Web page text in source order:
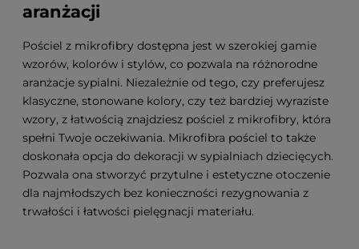
aranżacji
Pościel z mikrofibry dostępna jest w szerokiej gamie
wzorów, kolorów i stylów, co pozwala na różnorodne
aranżacje sypialni. Niezależnie od tego, czy preferujesz
klasyczne, stonowane kolory, czy też bardziej wyraziste
wzory, z łatwością znajdziesz pościel z mikrofibry, która
spełni Twoje oczekiwania. Mikrofibra pościel to także
doskonała opcja do dekoracji w sypialniach dziecięcych.
Pozwala ona stworzyć przytulne i estetyczne otoczenie
dla najmłodszych bez konieczności rezygnowania z
trwałości i łatwości pielęgnacji materiału.